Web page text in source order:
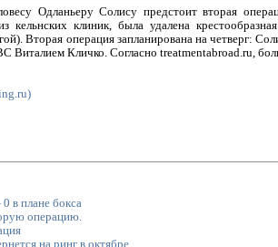
Одланьеру Солису предстоит вторая
кельнских клиник, была удалена
Вторая операция запланирована на четверг:
Виталием Кличко. Согласно treatmentabroad.ru,
в плане бокса
операцию.
на ринг в октябре